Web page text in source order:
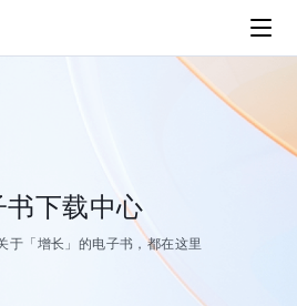
书下载中心
于「增长」的电子书，都在这里